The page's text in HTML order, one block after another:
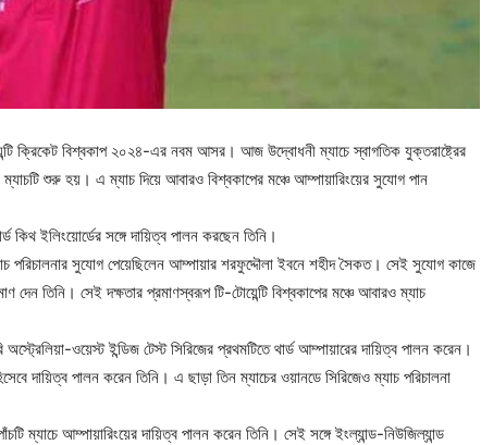
ক্রিকেট বিশ্বকাপ ২০২৪-এর নবম আসর। আজ উদ্বোধনী ম্যাচে স্বাগতিক যুক্তরাষ্ট্রের
শুরু হয়। এ ম্যাচ দিয়ে আবারও বিশ্বকাপের মঞ্চে আম্পায়ারিংয়ের সুযোগ পান
কিথ ইলিংয়োর্ডের সঙ্গে দায়িত্ব পালন করছেন তিনি।
পরিচালনার সুযোগ পেয়েছিলেন আম্পায়ার শরফুদ্দৌলা ইবনে শহীদ সৈকত। সেই সুযোগ কাজে
দেন তিনি। সেই দক্ষতার প্রমাণস্বরূপ টি-টোয়েন্টি বিশ্বকাপের মঞ্চে আবারও ম্যাচ
ওয়েস্ট ইন্ডিজ টেস্ট সিরিজের প্রথমটিতে থার্ড আম্পায়ারের দায়িত্ব পালন করেন।
দায়িত্ব পালন করেন তিনি। এ ছাড়া তিন ম্যাচের ওয়ানডে সিরিজেও ম্যাচ পরিচালনা
ম্যাচে আম্পায়ারিংয়ের দায়িত্ব পালন করেন তিনি। সেই সঙ্গে ইংল্যান্ড-নিউজিল্যান্ড